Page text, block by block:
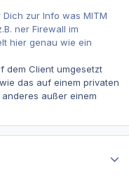
zur Info was MITM
ner Firewall im
hier genau wie ein
dem Client umgesetzt
das auf einem privaten
außer einem